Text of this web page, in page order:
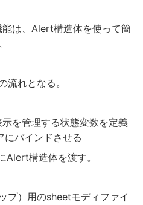
は、Alert構造体を使って簡
流れとなる。
を管理する状態変数を定義
にバインドさせる
構造体を渡す。
プ）用のsheetモディファイ